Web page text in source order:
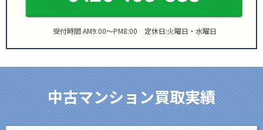
受付時間 AM9:00～PM8:00 定休日:火曜日・水曜日
中古マンション買取実績